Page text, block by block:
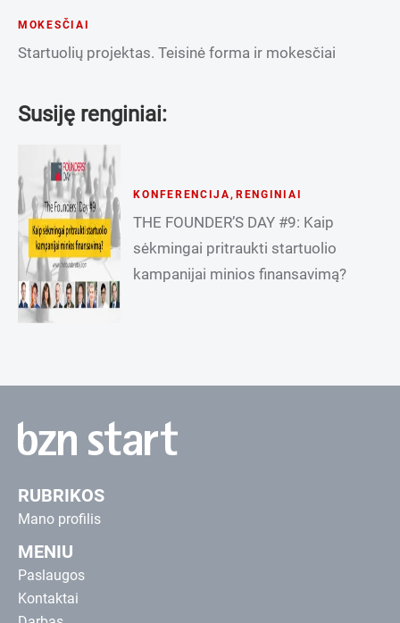
MOKESČIAI
Startuolių projektas. Teisinė forma ir mokesčiai
Susiję renginiai:
KONFERENCIJA, RENGINIAI
THE FOUNDER’S DAY #9: Kaip
sėkmingai pritraukti startuolio
kampanijai minios finansavimą?
RUBRIKOS
Mano profilis
MENIU
Paslaugos
Kontaktai